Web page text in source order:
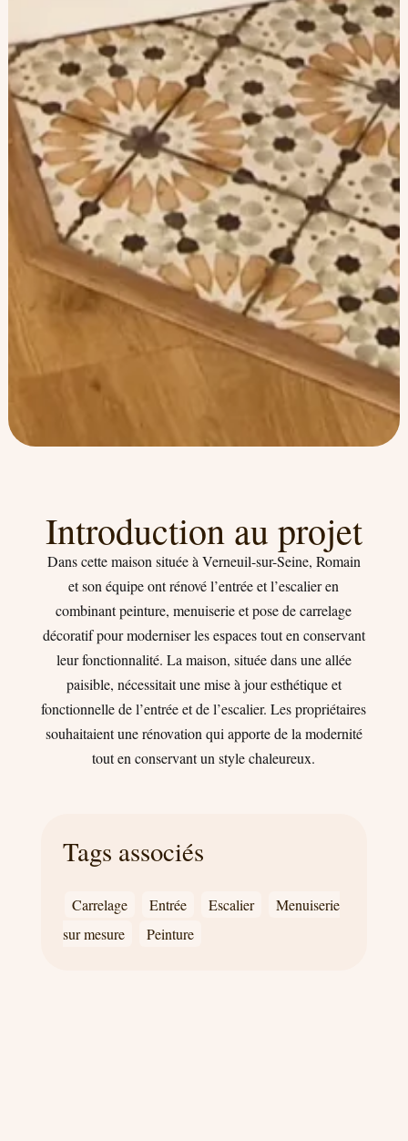
Introduction au projet
Dans cette maison située à Verneuil-sur-Seine, Romain
et son équipe ont rénové l’entrée et l’escalier en
combinant peinture, menuiserie et pose de carrelage
décoratif pour moderniser les espaces tout en conservant
leur fonctionnalité. La maison, située dans une allée
paisible, nécessitait une mise à jour esthétique et
fonctionnelle de l’entrée et de l’escalier. Les propriétaires
souhaitaient une rénovation qui apporte de la modernité
tout en conservant un style chaleureux.
Tags associés
Carrelage Entrée Escalier
Menuiserie
sur mesure
Peinture